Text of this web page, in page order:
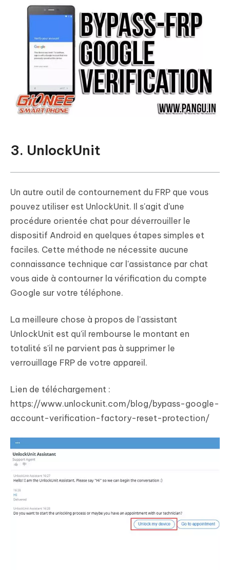
3. UnlockUnit
Un autre outil de contournement du FRP que vous
pouvez utiliser est UnlockUnit. Il s'agit d'une
procédure orientée chat pour déverrouiller le
dispositif Android en quelques étapes simples et
faciles. Cette méthode ne nécessite aucune
connaissance technique car l'assistance par chat
vous aide à contourner la vérification du compte
Google sur votre téléphone.
La meilleure chose à propos de l'assistant
UnlockUnit est qu'il rembourse le montant en
totalité s'il ne parvient pas à supprimer le
verrouillage FRP de votre appareil.
Lien de téléchargement :
https://www.unlockunit.com/blog/bypass-google-
account-verification-factory-reset-protection/